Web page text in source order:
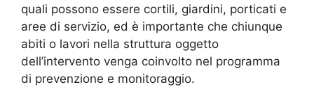
quali possono essere cortili, giardini, porticati e
aree di servizio, ed è importante che chiunque
abiti o lavori nella struttura oggetto
dell’intervento venga coinvolto nel programma
di prevenzione e monitoraggio.